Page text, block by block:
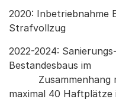
2020: Inbetriebnahme
Strafvollzug
2022-2024:
Bestandesbaus im
Zusammenhang
maximal 40 Haftplätze